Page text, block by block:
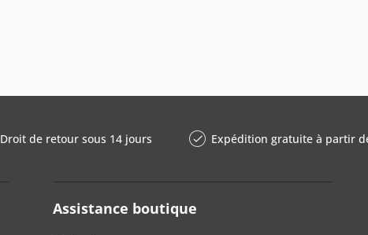
Droit de retour sous 14 jours Expédition gratuite à partir
Assistance boutique